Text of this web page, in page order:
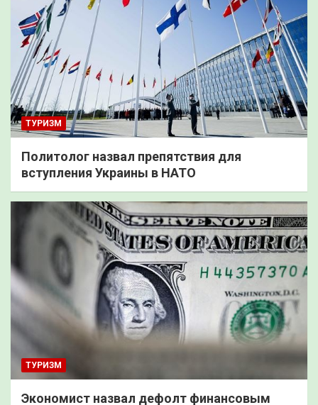
ТУРИЗМ
Политолог назвал препятствия для
вступления Украины в НАТО
ТУРИЗМ
Экономист назвал дефолт финансовым